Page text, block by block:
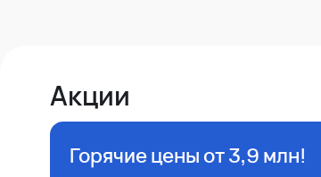
Акции
Горячие цены от 3,9 млн!